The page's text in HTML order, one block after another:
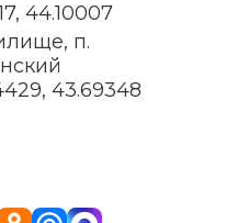
44.10007
п.
43.69348